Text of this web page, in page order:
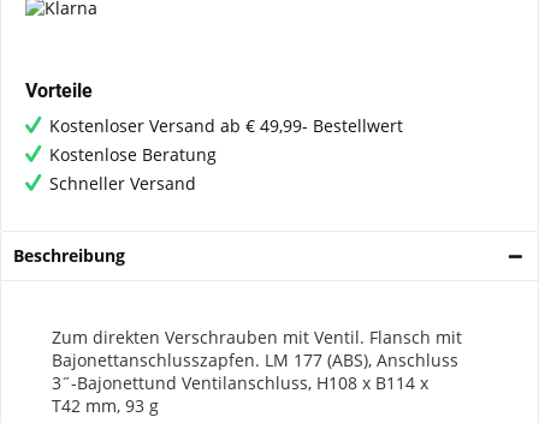
Vorteile
Kostenloser Versand ab € 49,99- Bestellwert
Kostenlose Beratung
Schneller Versand
Beschreibung
Zum direkten Verschrauben mit Ventil. Flansch mit
Bajonettanschlusszapfen. LM 177 (ABS), Anschluss
3˝-Bajonettund Ventilanschluss, H108 x B114 x
T42 mm, 93 g